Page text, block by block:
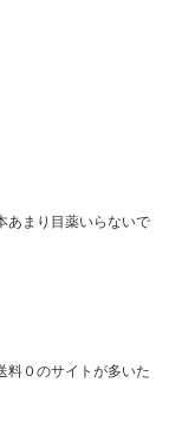
あまり目薬いらないで
料０のサイトが多いた